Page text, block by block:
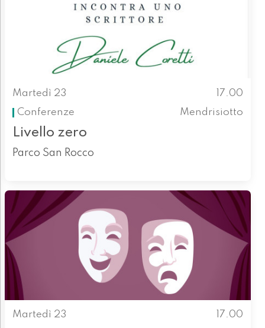
Martedì 23
17.00
Conferenze
Mendrisiotto
Livello zero
Parco San Rocco
Martedì 23
17.00